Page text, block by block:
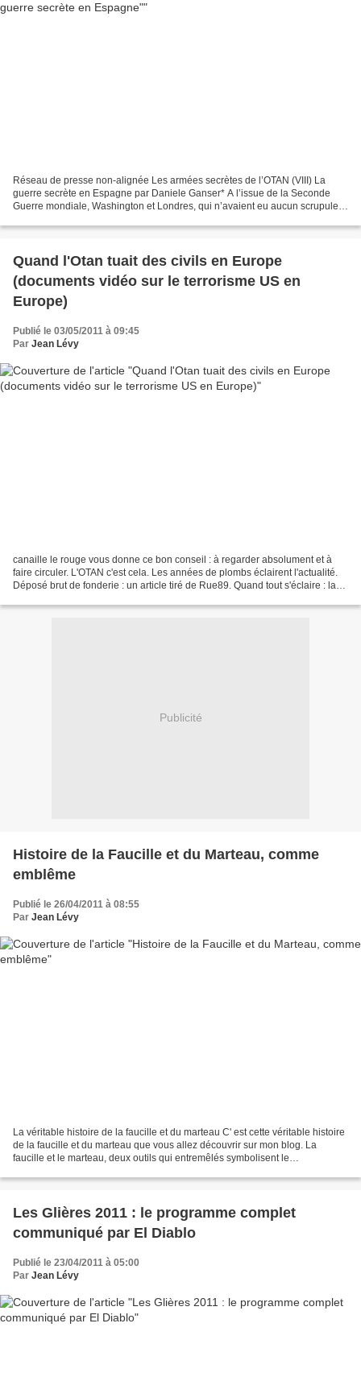
Réseau de presse non-alignée Les armées secrètes de l’OTAN (VIII) La
guerre secrète en Espagne par Daniele Ganser* A l’issue de la Seconde
Guerre mondiale, Washington et Londres, qui n’avaient eu aucun scrupule à
Quand l'Otan tuait des civils en Europe
(documents vidéo sur le terrorisme US en
Europe)
Publié le 03/05/2011 à 09:45
Par Jean Lévy
canaille le rouge vous donne ce bon conseil : à regarder absolument et à
faire circuler. L'OTAN c'est cela. Les années de plombs éclairent l'actualité.
Déposé brut de fonderie : un article tiré de Rue89. Quand tout s'éclaire : la
Publicité
Histoire de la Faucille et du Marteau, comme
emblême
Publié le 26/04/2011 à 08:55
Par Jean Lévy
La véritable histoire de la faucille et du marteau C' est cette véritable histoire
de la faucille et du marteau que vous allez découvrir sur mon blog. La
faucille et le marteau, deux outils qui entremêlés symbolisent le
Les Glières 2011 : le programme complet
communiqué par El Diablo
Publié le 23/04/2011 à 05:00
Par Jean Lévy